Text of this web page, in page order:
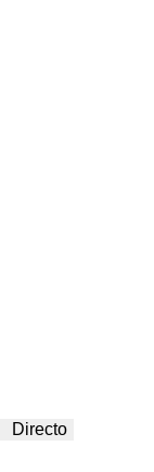
Directo